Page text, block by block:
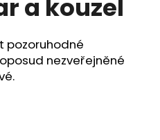
a kouzel
pozoruhodné
nezveřejněné